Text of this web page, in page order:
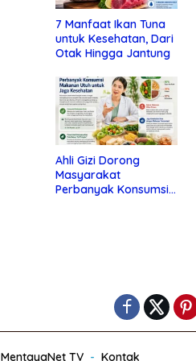
7 Manfaat Ikan Tuna
untuk Kesehatan, Dari
Otak Hingga Jantung
Ahli Gizi Dorong
Masyarakat
Perbanyak Konsumsi
MentayaNet TV Kontak